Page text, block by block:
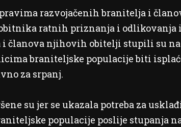
pravima razvojačenih branitelja i
ratnih priznanja i
i članova njihovih obitelji stupili su na
braniteljske populacije biti
za srpanj.
su jer se ukazala potreba za
populacije poslije stupanja